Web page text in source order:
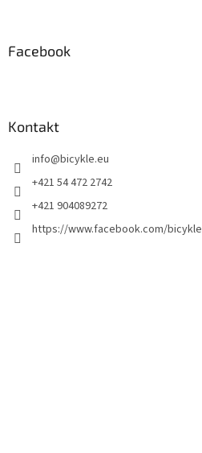
Facebook
Kontakt
info@bicykle.eu
+421 54 472 2742
+421 904089272
https://www.facebook.com/bicykle